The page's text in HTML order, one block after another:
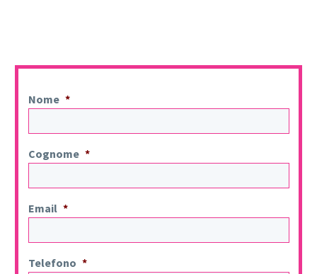
Nome *
Cognome *
Email *
Telefono *